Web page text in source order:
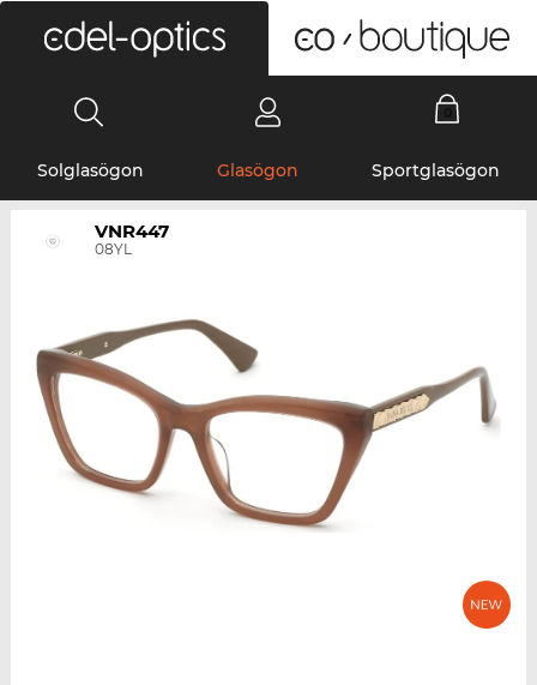
Solglasögon Glasögon Sportglasögon
VNR447
08YL